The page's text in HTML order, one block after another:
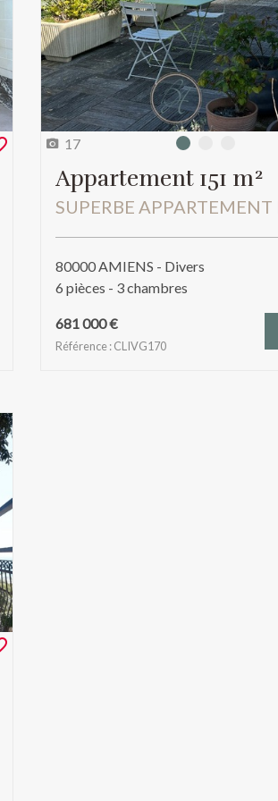
17 Photo 0
Appartement 151 m²
80000 AMIENS - Divers
6 pièces - 3 chambres
681 000 €
Référence : CLIVG170